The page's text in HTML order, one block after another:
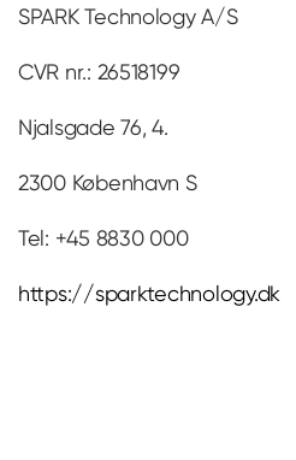
SPARK Technology A/S
CVR nr.: 26518199
Njalsgade 76, 4.
2300 København S
Tel: +45 8830 000
https://sparktechnology.dk